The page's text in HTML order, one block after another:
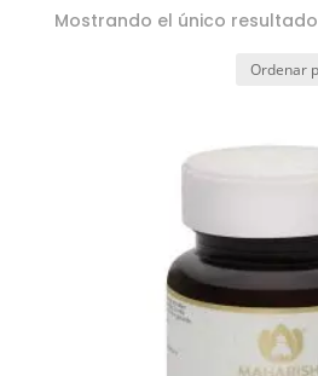
Mostrando el único resultado